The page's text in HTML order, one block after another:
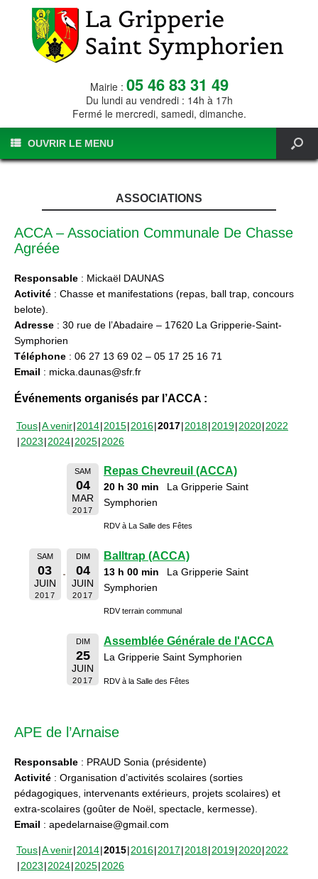
Mairie : 05 46 83 31 49
Du lundi au vendredi : 14h à 17h
Fermé le mercredi, samedi, dimanche.
OUVRIR LE MENU
ASSOCIATIONS
ACCA – Association Communale De Chasse
Agréée
Responsable : Mickaël DAUNAS
Activité : Chasse et manifestations (repas, ball trap, concours
belote).
Adresse : 30 rue de l’Abadaire – 17620 La Gripperie-Saint-
Symphorien
Téléphone : 06 27 13 69 02 – 05 17 25 16 71
Email : micka.daunas@sfr.fr
Événements organisés par l’ACCA :
Tous A venir 2014 2015 2016 2017 2018 2019 2020 2022
2023 2024 2025 2026
SAM
04
MAR
2017
Repas Chevreuil (ACCA)
20 h 30 min
La Gripperie Saint
Symphorien
RDV à La Salle des Fêtes
SAM
03
JUIN
2017
DIM
04
JUIN
2017
Balltrap (ACCA)
13 h 00 min
La Gripperie Saint
Symphorien
RDV terrain communal
DIM
25
JUIN
2017
Assemblée Générale de l'ACCA
La Gripperie Saint Symphorien
RDV à la Salle des Fêtes
APE de l’Arnaise
Responsable : PRAUD Sonia (présidente)
Activité : Organisation d’activités scolaires (sorties
pédagogiques, intervenants extérieurs, projets scolaires) et
extra-scolaires (goûter de Noël, spectacle, kermesse).
Email : apedelarnaise@gmail.com
Tous A venir 2014 2015 2016 2017 2018 2019 2020 2022
2023 2024 2025 2026